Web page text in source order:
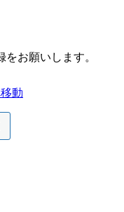
お願いします。
動